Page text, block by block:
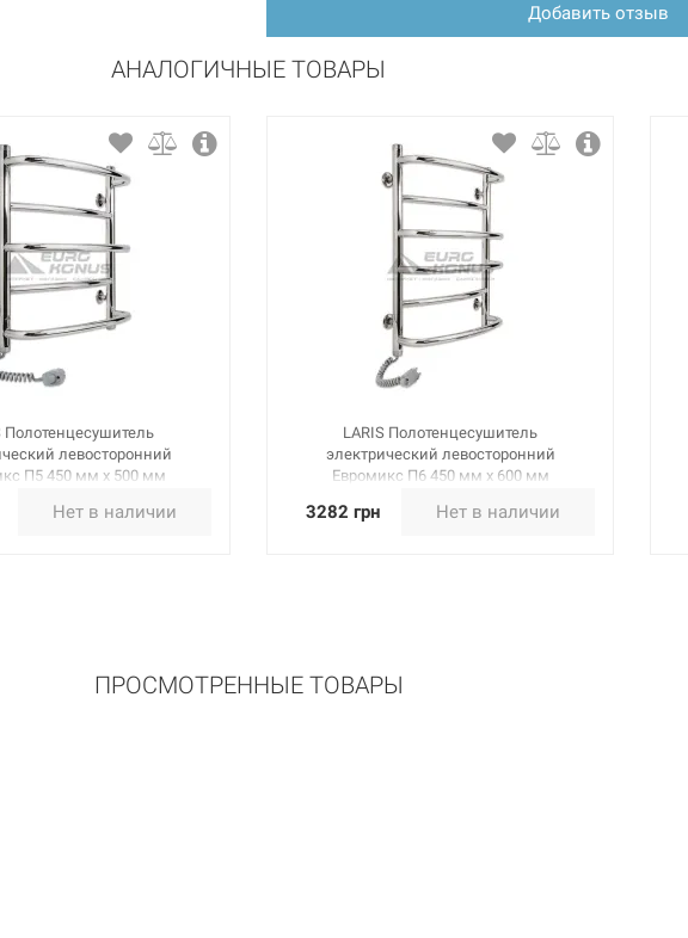
Добавить отзыв
АНАЛОГИЧНЫЕ ТОВАРЫ
Полотенцесушитель
левосторонний
П5 450 мм х 500 мм
Нет в наличии
LARIS Полотенцесушитель
электрический левосторонний
Евромикс П6 450 мм х 600 мм
3282 грн Нет в наличии
ПРОСМОТРЕННЫЕ ТОВАРЫ